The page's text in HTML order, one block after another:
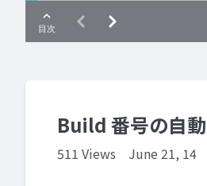
Build 番号の自
511 Views June 21, 14